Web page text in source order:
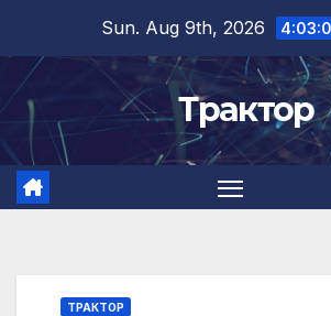
content
Sun. Aug 9th, 2026
Трактор
ТРАКТОР